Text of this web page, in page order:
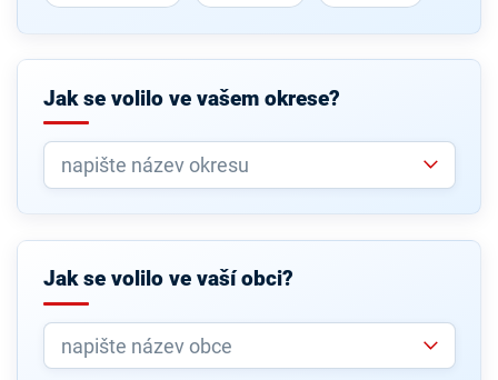
Jak se volilo ve vašem okrese?
Jak se volilo ve vaší obci?